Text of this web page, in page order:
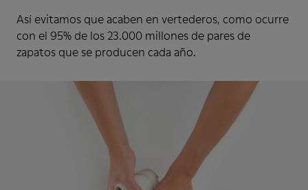
Así evitamos que acaben en vertederos, como ocurre
con el 95% de los 23.000 millones de pares de
zapatos que se producen cada año.